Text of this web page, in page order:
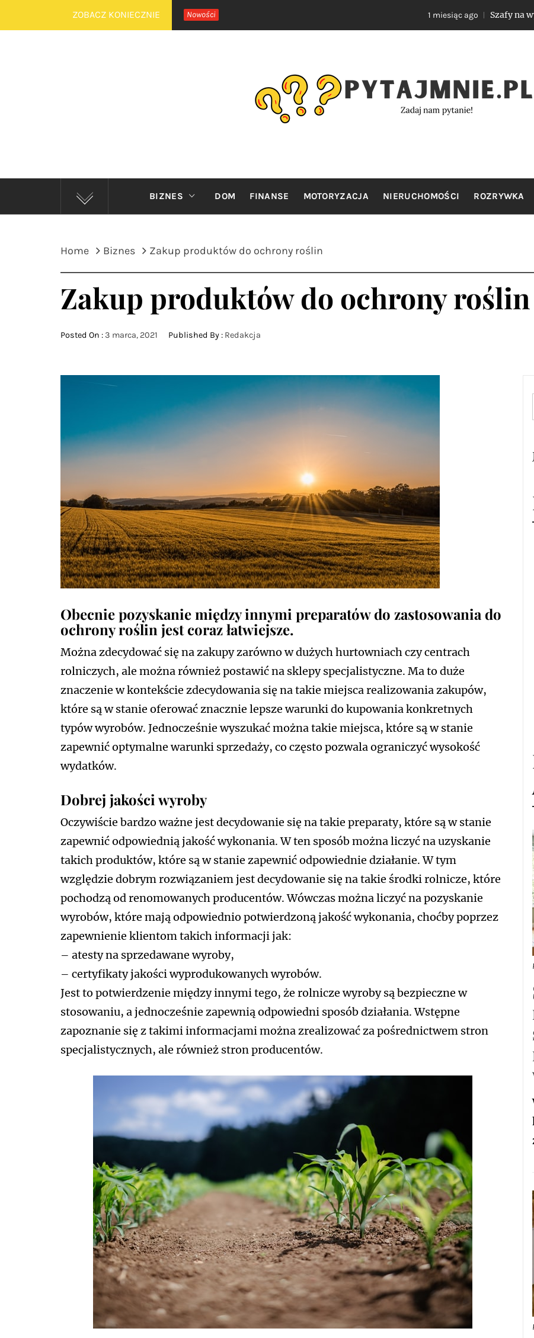
to
ZOBACZ KONIECZNIE Nowości 1 miesiąc ago Szafy na wymiar do
Zadaj nam pytanie!
BIZNES DOM FINANSE MOTORYZACJA NIERUCHOMOŚCI ROZRYWKA
Home Biznes Zakup produktów do ochrony roślin
Zakup produktów do ochrony roślin
Posted On :3 marca, 2021 Published By : Redakcja
Obecnie pozyskanie między innymi preparatów do zastosowania do
ochrony roślin jest coraz łatwiejsze.
Można zdecydować się na zakupy zarówno w dużych hurtowniach czy centrach
rolniczych, ale można również postawić na sklepy specjalistyczne. Ma to duże
znaczenie w kontekście zdecydowania się na takie miejsca realizowania zakupów,
które są w stanie oferować znacznie lepsze warunki do kupowania konkretnych
typów wyrobów. Jednocześnie wyszukać można takie miejsca, które są w stanie
zapewnić optymalne warunki sprzedaży, co często pozwala ograniczyć wysokość
wydatków.
Dobrej jakości wyroby
Oczywiście bardzo ważne jest decydowanie się na takie preparaty, które są w stanie
zapewnić odpowiednią jakość wykonania. W ten sposób można liczyć na uzyskanie
takich produktów, które są w stanie zapewnić odpowiednie działanie. W tym
względzie dobrym rozwiązaniem jest decydowanie się na takie środki rolnicze, które
pochodzą od renomowanych producentów. Wówczas można liczyć na pozyskanie
wyrobów, które mają odpowiednio potwierdzoną jakość wykonania, choćby poprzez
zapewnienie klientom takich informacji jak:
– atesty na sprzedawane wyroby,
– certyfikaty jakości wyprodukowanych wyrobów.
Jest to potwierdzenie między innymi tego, że rolnicze wyroby są bezpieczne w
stosowaniu, a jednocześnie zapewnią odpowiedni sposób działania. Wstępne
zapoznanie się z takimi informacjami można zrealizować za pośrednictwem stron
specjalistycznych, ale również stron producentów.